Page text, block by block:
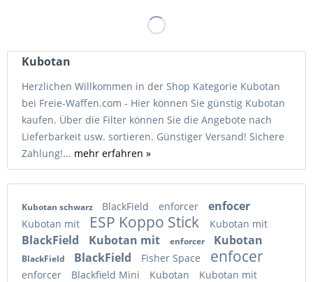
Kubotan
Herzlichen Willkommen in der Shop Kategorie Kubotan
bei Freie-Waffen.com - Hier können Sie günstig Kubotan
kaufen. Über die Filter können Sie die Angebote nach
Lieferbarkeit usw. sortieren. Günstiger Versand! Sichere
Zahlung!... mehr erfahren »
Kubotan schwarz BlackField enforcer enfocer
Kubotan mit ESP Koppo Stick Kubotan mit
BlackField Kubotan mit enforcer Kubotan
BlackField BlackField Fisher Space enfocer
enforcer Blackfield Mini Kubotan
Kubotan mit